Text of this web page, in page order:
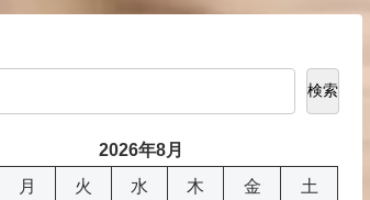
検索
2026年8月
月 火 水 木 金
土